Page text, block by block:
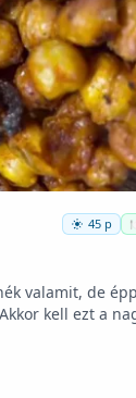
45 p
valamit, de
kell ezt a